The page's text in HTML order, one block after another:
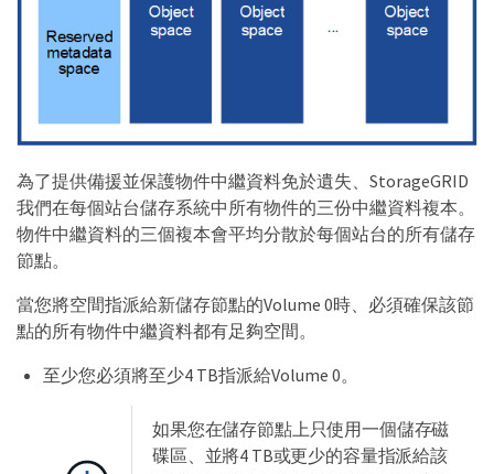
為了提供備援並保護物件中繼資料免於遺失、StorageGRID
我們在每個站台儲存系統中所有物件的三份中繼資料複本。
物件中繼資料的三個複本會平均分散於每個站台的所有儲存
節點。
當您將空間指派給新儲存節點的Volume 0時、必須確保該節
點的所有物件中繼資料都有足夠空間。
至少您必須將至少4 TB指派給Volume 0。
如果您在儲存節點上只使用一個儲存磁
碟區、並將4 TB或更少的容量指派給該